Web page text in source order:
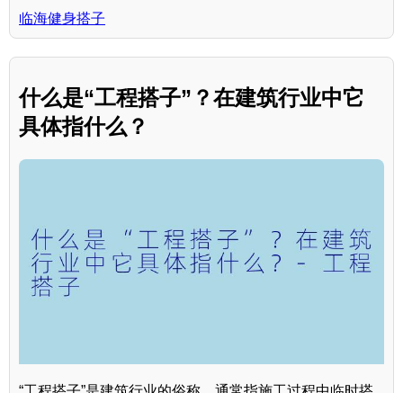
临海健身搭子
什么是“工程搭子”？在建筑行业中它
具体指什么？